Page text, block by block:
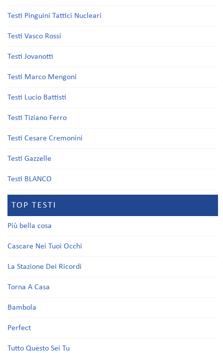
Testi Pinguini Tattici Nucleari
Testi Vasco Rossi
Testi Jovanotti
Testi Marco Mengoni
Testi Lucio Battisti
Testi Tiziano Ferro
Testi Cesare Cremonini
Testi Gazzelle
Testi BLANCO
TOP TESTI
Più bella cosa
Cascare Nei Tuoi Occhi
La Stazione Dei Ricordi
Torna A Casa
Bambola
Perfect
Tutto Questo Sei Tu